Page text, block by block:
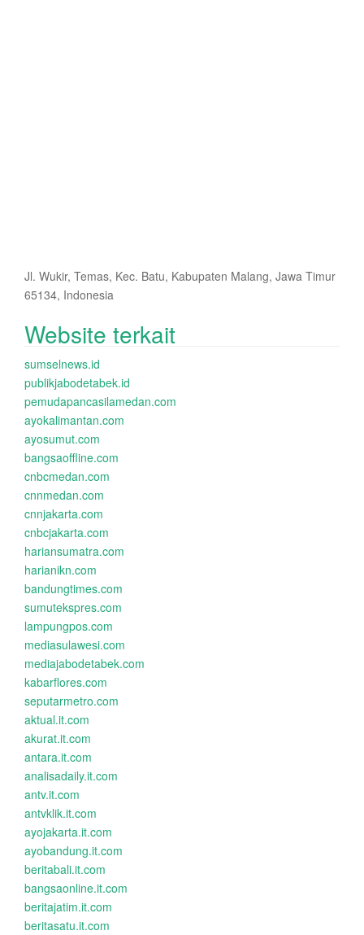
Jl. Wukir, Temas, Kec. Batu, Kabupaten Malang, Jawa Timur
65134, Indonesia
Website terkait
sumselnews.id
publikjabodetabek.id
pemudapancasilamedan.com
ayokalimantan.com
ayosumut.com
bangsaoffline.com
cnbcmedan.com
cnnmedan.com
cnnjakarta.com
cnbcjakarta.com
hariansumatra.com
harianikn.com
bandungtimes.com
sumutekspres.com
lampungpos.com
mediasulawesi.com
mediajabodetabek.com
kabarflores.com
seputarmetro.com
aktual.it.com
akurat.it.com
antara.it.com
analisadaily.it.com
antv.it.com
antvklik.it.com
ayojakarta.it.com
ayobandung.it.com
beritabali.it.com
bangsaonline.it.com
beritajatim.it.com
beritasatu.it.com